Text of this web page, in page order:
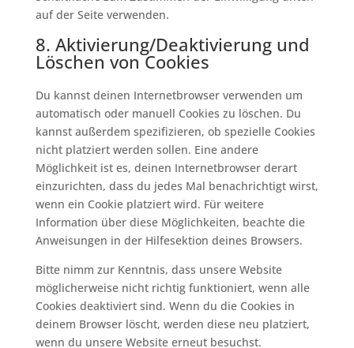
auf der Seite verwenden.
8. Aktivierung/Deaktivierung und
Löschen von Cookies
Du kannst deinen Internetbrowser verwenden um
automatisch oder manuell Cookies zu löschen. Du
kannst außerdem spezifizieren, ob spezielle Cookies
nicht platziert werden sollen. Eine andere
Möglichkeit ist es, deinen Internetbrowser derart
einzurichten, dass du jedes Mal benachrichtigt wirst,
wenn ein Cookie platziert wird. Für weitere
Information über diese Möglichkeiten, beachte die
Anweisungen in der Hilfesektion deines Browsers.
Bitte nimm zur Kenntnis, dass unsere Website
möglicherweise nicht richtig funktioniert, wenn alle
Cookies deaktiviert sind. Wenn du die Cookies in
deinem Browser löscht, werden diese neu platziert,
wenn du unsere Website erneut besuchst.